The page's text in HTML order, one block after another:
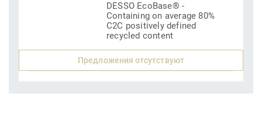
DESSO EcoBase® -
Containing on average 80%
C2C positively defined
recycled content
Предложения отсутствуют